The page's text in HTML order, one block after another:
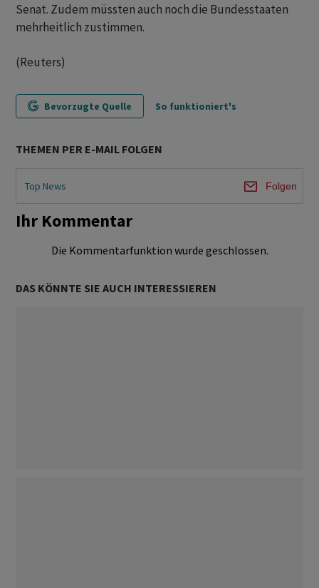
Senat. Zudem müssten auch noch die Bundesstaaten
mehrheitlich zustimmen.
(Reuters)
Bevorzugte Quelle So funktioniert's
THEMEN PER E-MAIL FOLGEN
Top News Folgen
Ihr Kommentar
Die Kommentarfunktion wurde geschlossen.
DAS KÖNNTE SIE AUCH INTERESSIEREN